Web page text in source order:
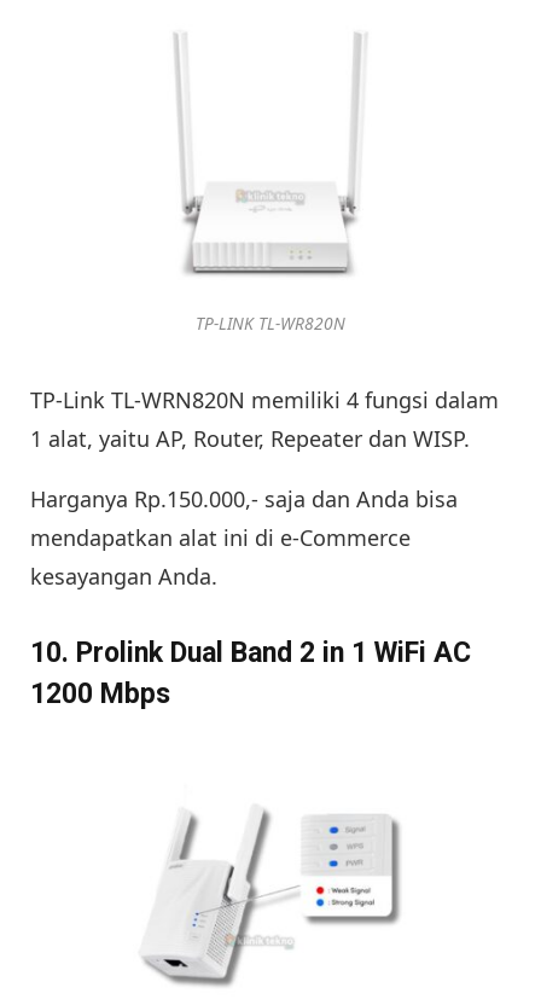
TP-LINK TL-WR820N
TP-Link TL-WRN820N memiliki 4 fungsi dalam
1 alat, yaitu AP, Router, Repeater dan WISP.
Harganya Rp.150.000,- saja dan Anda bisa
mendapatkan alat ini di e-Commerce
kesayangan Anda.
10. Prolink Dual Band 2 in 1 WiFi AC
1200 Mbps